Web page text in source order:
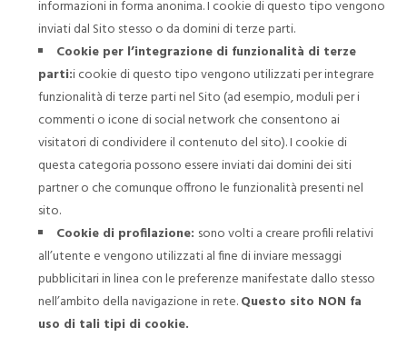
informazioni in forma anonima. I cookie di questo tipo vengono
inviati dal Sito stesso o da domini di terze parti.
Cookie per l’integrazione di funzionalità di terze
parti:i cookie di questo tipo vengono utilizzati per integrare
funzionalità di terze parti nel Sito (ad esempio, moduli per i
commenti o icone di social network che consentono ai
visitatori di condividere il contenuto del sito). I cookie di
questa categoria possono essere inviati dai domini dei siti
partner o che comunque offrono le funzionalità presenti nel
sito.
Cookie di profilazione: sono volti a creare profili relativi
all’utente e vengono utilizzati al fine di inviare messaggi
pubblicitari in linea con le preferenze manifestate dallo stesso
nell’ambito della navigazione in rete.Questo sito NON fa
uso di tali tipi di cookie.